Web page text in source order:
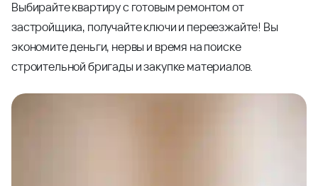
Выбирайте квартиру с готовым ремонтом от
застройщика, получайте ключи и переезжайте! Вы
экономите деньги, нервы и время на поиске
строительной бригады и закупке материалов.